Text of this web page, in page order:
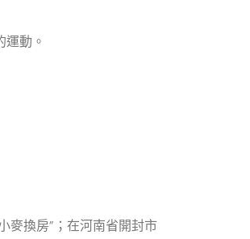
動。
麥換房”；在河南省開封市